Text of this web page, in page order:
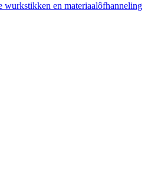
en materiaalôfhanneling